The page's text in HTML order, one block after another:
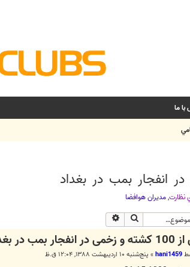
ما
نظارت,مديران هوافضا
جستجو
بمب در بغداد
hani1459
» پنج‌شنبه ۱۰ اردیبهشت ۱۳۸۸, ۱۲:۰۴ ق.ظ